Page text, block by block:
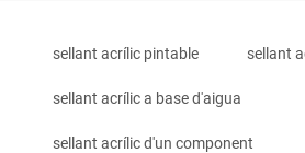
sellant acrílic pintable sellant
sellant acrílic a base d'aigua
sellant acrílic d'un component